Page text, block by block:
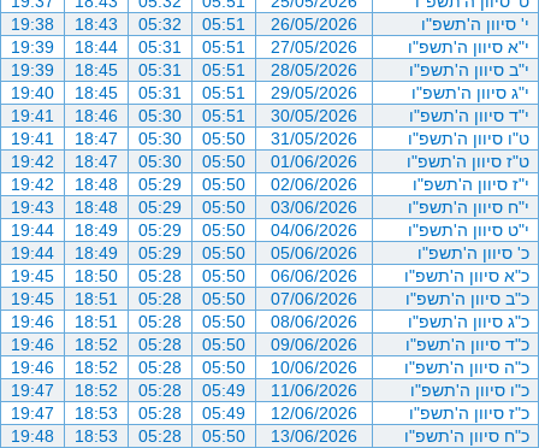
י' סיוון ה'תשפ"ו
26/05/2026
05:51
05:32
18:43
19:38
י"א סיוון ה'תשפ"ו
27/05/2026
05:51
05:31
18:44
19:39
י"ב סיוון ה'תשפ"ו
28/05/2026
05:51
05:31
18:45
19:39
י"ג סיוון ה'תשפ"ו
29/05/2026
05:51
05:31
18:45
19:40
י"ד סיוון ה'תשפ"ו
30/05/2026
05:51
05:30
18:46
19:41
ט"ו סיוון ה'תשפ"ו
31/05/2026
05:50
05:30
18:47
19:41
ט"ז סיוון ה'תשפ"ו
01/06/2026
05:50
05:30
18:47
19:42
י"ז סיוון ה'תשפ"ו
02/06/2026
05:50
05:29
18:48
19:42
י"ח סיוון ה'תשפ"ו
03/06/2026
05:50
05:29
18:48
19:43
י"ט סיוון ה'תשפ"ו
04/06/2026
05:50
05:29
18:49
19:44
כ' סיוון ה'תשפ"ו
05/06/2026
05:50
05:29
18:49
19:44
כ"א סיוון ה'תשפ"ו
06/06/2026
05:50
05:28
18:50
19:45
כ"ב סיוון ה'תשפ"ו
07/06/2026
05:50
05:28
18:51
19:45
כ"ג סיוון ה'תשפ"ו
08/06/2026
05:50
05:28
18:51
19:46
כ"ד סיוון ה'תשפ"ו
09/06/2026
05:50
05:28
18:52
19:46
כ"ה סיוון ה'תשפ"ו
10/06/2026
05:50
05:28
18:52
19:46
כ"ו סיוון ה'תשפ"ו
11/06/2026
05:49
05:28
18:52
19:47
כ"ז סיוון ה'תשפ"ו
12/06/2026
05:49
05:28
18:53
19:47
כ"ח סיוון ה'תשפ"ו
13/06/2026
05:50
05:28
18:53
19:48